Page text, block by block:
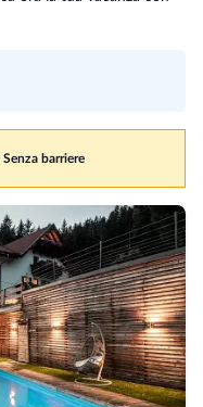
barriere